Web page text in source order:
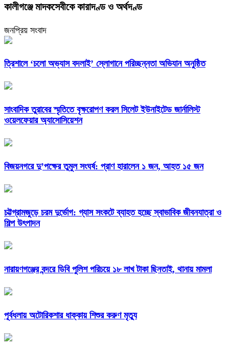
কালীগঞ্জে মাদকসেবীকে কারাদণ্ড ও অর্থদণ্ড
জনপ্রিয় সংবাদ
‎ত্রিশালে ‘চলো অভ্যাস বদলাই’ স্লোগানে পরিচ্ছন্নতা অভিযান অনুষ্ঠিত
সাংবাদিক তুরাবের স্মৃতিতে বৃক্ষরোপণ করল সিলেট ইউনাইটেড জার্নালিস্ট
ওয়েলফেয়ার অ্যাসোসিয়েশন
বিজয়নগরে দু’পক্ষের তুমুল সংঘর্ষ: প্রাণ হারালেন ১ জন, আহত ১৫ জন
চট্টগ্রামজুড়ে চরম দুর্ভোগ: গ্যাস সংকটে ব্যাহত হচ্ছে স্বাভাবিক জীবনযাত্রা ও
শিল্প উৎপাদন
নারায়ণগঞ্জের বন্দরে ডিবি পুলিশ পরিচয়ে ১৮ লাখ টাকা ছিনতাই, থানায় মামলা
পূর্বধলায় অটোরিকশার ধাক্কায় শিশুর করুণ মৃত্যু